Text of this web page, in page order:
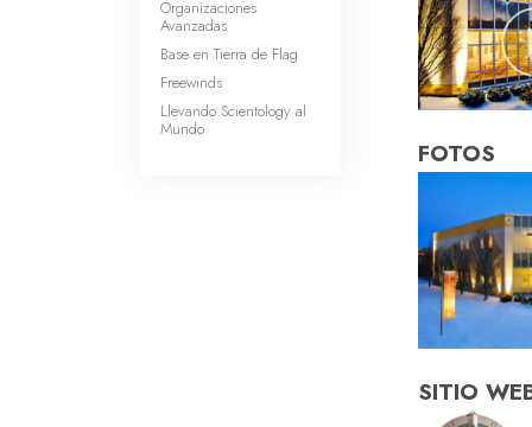
FOTOS
SITIO
Organizaciones
Avanzadas
Base en Tierra de Flag
Freewinds
Llevando Scientology al
Mundo